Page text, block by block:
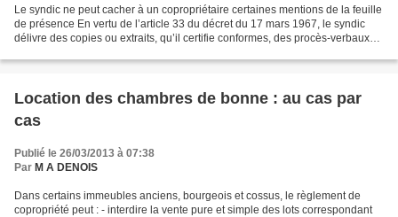
Le syndic ne peut cacher à un copropriétaire certaines mentions de la feuille
de présence En vertu de l’article 33 du décret du 17 mars 1967, le syndic
délivre des copies ou extraits, qu’il certifie conformes, des procès-verbaux
Location des chambres de bonne : au cas par
cas
Publié le 26/03/2013 à 07:38
Par M A DENOIS
Dans certains immeubles anciens, bourgeois et cossus, le règlement de
copropriété peut : - interdire la vente pure et simple des lots correspondant